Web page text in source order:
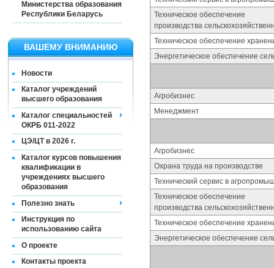
Министерства образования
Республики Беларусь
ВАШЕМУ ВНИМАНИЮ
Новости
Каталог учреждений
высшего образования
Каталог специальностей
ОКРБ 011-2022
ЦЭ/ЦТ в 2026 г.
Каталог курсов повышения
квалификации в
учреждениях высшего
образования
Полезно знать
Инструкция по
использованию сайта
О проекте
Контакты проекта
Техническое обеспечение
производства
Техническое обеспечение
Энергетическое обеспечение
Агробизнес
Менеджмент
Агробизнес
Охрана труда на производстве
Технический сервис в
Техническое обеспечение
производства
Техническое обеспечение
Энергетическое обеспечение